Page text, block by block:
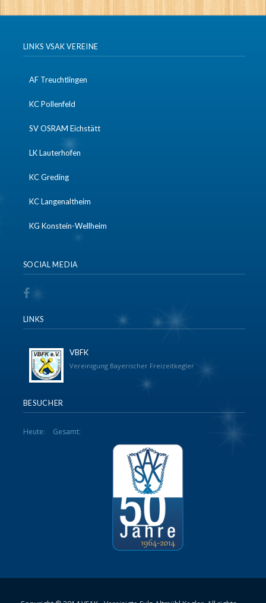
LINKS VSAK VEREINE
AF Treuchtlingen
KC Pollenfeld
SV OSRAM Eichstätt
LK Lauterhofen
KC Greding
KC Langenaltheim
KG Konstein-Wellheim
SOCIAL MEDIA
LINKS
VBFK
Vereinigung Bayerischer Freizeitkegler
BESUCHER
Heute: Gesamt: